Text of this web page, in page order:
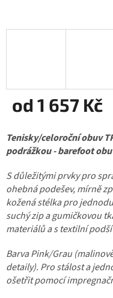
od 1 657 Kč
cena:
Tenisky/celoroční obuv
podrážkou - barefoot
S důležitými prvky pro
ohebná podešev, mírně
kožená stélka pro
suchý zip a gumičkovou
materiálů a s textilní
Barva Pink/Grau
detaily). Pro stálost a
ošetřit pomocí